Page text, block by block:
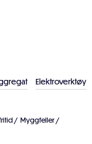
Elektroverktøy
/ Myggfeller /